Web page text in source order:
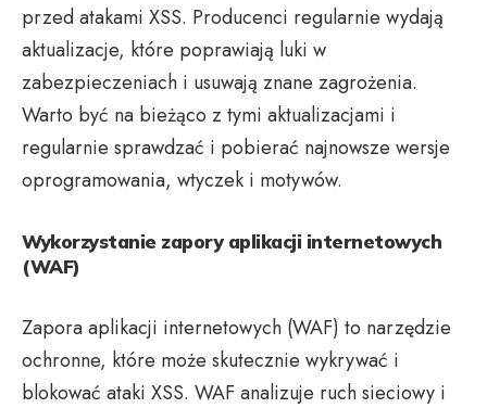
przed atakami XSS. Producenci regularnie wydają
aktualizacje, które poprawiają luki w
zabezpieczeniach i usuwają znane zagrożenia.
Warto być na bieżąco z tymi aktualizacjami i
regularnie sprawdzać i pobierać najnowsze wersje
oprogramowania, wtyczek i motywów.
Wykorzystanie zapory aplikacji internetowych
(WAF)
Zapora aplikacji internetowych (WAF) to narzędzie
ochronne, które może skutecznie wykrywać i
blokować ataki XSS. WAF analizuje ruch sieciowy i